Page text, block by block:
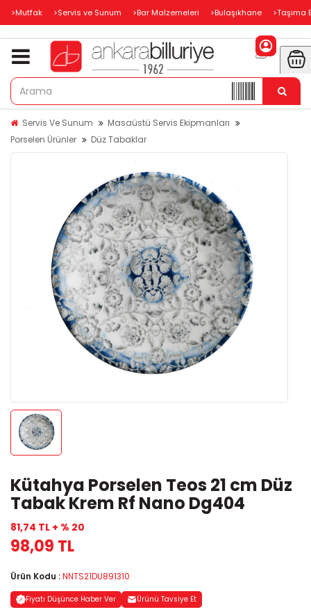
>Mutfak >Servis ve Sunum >Bar Malzemeleri >Bulaşıkhane >Taşıma
Servis Ve Sunum
Masaüstü Servis Ekipmanları
Porselen Ürünler
Düz Tabaklar
Kütahya Porselen Teos 21 cm Düz
Tabak Krem Rf Nano Dg404
81,74 TL + % 20
98,09 TL
Ürün Kodu :NNTS21DU891310
Fiyatı Düşünce Haber Ver Ürünü Tavsiye Et